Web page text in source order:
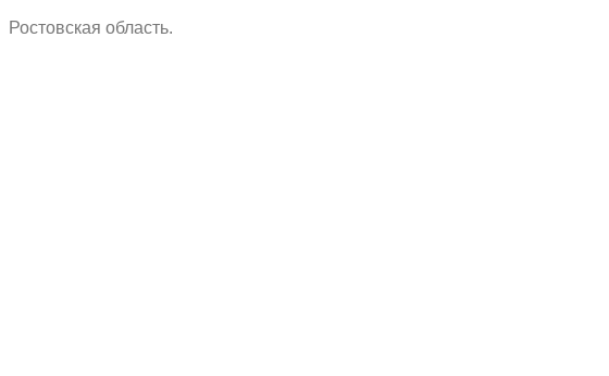
Ростовская область.